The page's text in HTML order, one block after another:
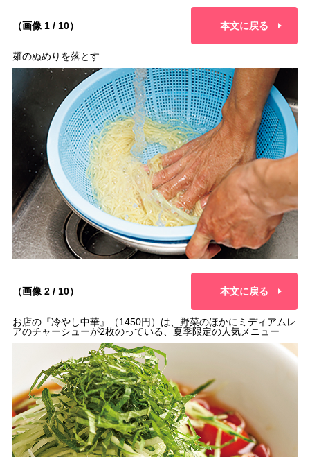
（画像 1 / 10） 本文に戻る
麺のぬめりを落とす
（画像 2 / 10） 本文に戻る
お店の『冷やし中華』（1450円）は、野菜のほかにミディアムレ
アのチャーシューが2枚のっている、夏季限定の人気メニュー